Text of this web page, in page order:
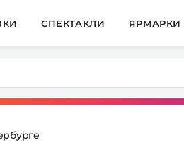
СПЕКТАКЛИ ЯРМАРКИ